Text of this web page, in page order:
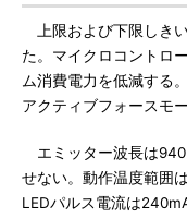
上限および下限しき
た。マイクロコントロ
ム消費電力を低減する
アクティブフォースモ
エミッター波長は
せない。動作温度範囲
LEDパルス電流は